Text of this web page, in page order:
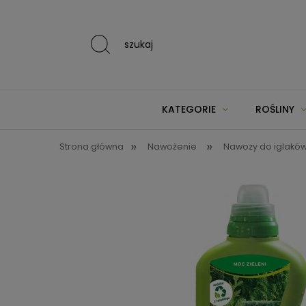
szukaj
KATEGORIE ROŚLINY
Strona główna » Nawożenie » Nawozy do